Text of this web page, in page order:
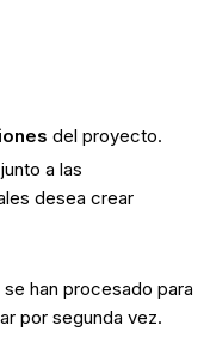
del proyecto.
a las
desea crear
han procesado para
por segunda vez.